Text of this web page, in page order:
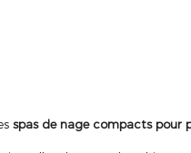
spas de nage compacts pour